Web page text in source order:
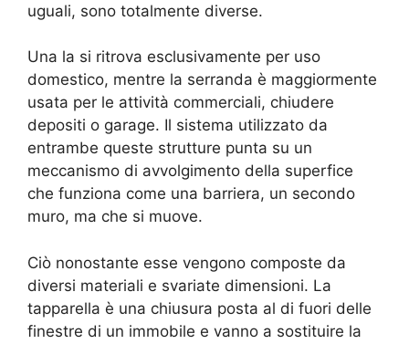
uguali, sono totalmente diverse.
Una la si ritrova esclusivamente per uso
domestico, mentre la serranda è maggiormente
usata per le attività commerciali, chiudere
depositi o garage. Il sistema utilizzato da
entrambe queste strutture punta su un
meccanismo di avvolgimento della superfice
che funziona come una barriera, un secondo
muro, ma che si muove.
Ciò nonostante esse vengono composte da
diversi materiali e svariate dimensioni. La
tapparella è una chiusura posta al di fuori delle
finestre di un immobile e vanno a sostituire la